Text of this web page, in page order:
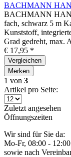
BACHMANN
BACHMANN
fach, schwarz 5 m
Kunststoff,
Grad gedreht, max.
€ 17,95 *
Vergleichen
Merken
1 von 3
Artikel pro Seite:
Zuletzt angesehen
Öffnungszeiten
Wir sind für Sie da:
Mo-Fr, 08:00 -
sowie nach